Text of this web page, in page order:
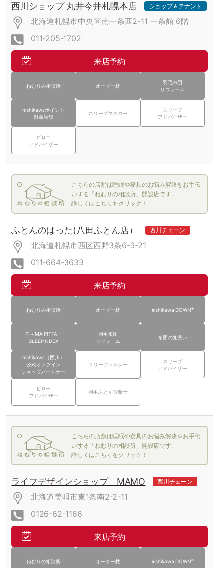
西川ショップ 丸井今井札幌本店 ショップ＆テナント
北海道札幌市中央区南一条西2-11 一条館 6階
011-205-1702
来店予約
ねむりの相談所 オーダー枕
羽毛布団
リフォーム
nishikawaポイント
対象店舗
スリープマスター
スリープ
アドバイザー
ピロー
アドバイザー
こちらの店舗は睡眠や寝具のお悩み解決をお手伝
いする「ねむりの相談所」開設店です。
詳しくはこちらをクリック！
ふとんのはった(八田ふとん店） 西川チェーン
北海道札幌市西区西野3条6-6-21
011-664-3633
来店予約
ねむりの相談所 オーダー枕 nishikawa DOWN®
PI＋MA PITTA・
SLEEPINDEX
羽毛布団
リフォーム
布団の丸洗い
nishikawa（西川）
公式オンライン
ショップパートナー
スリープマスター
スリープ
アドバイザー
ピロー
アドバイザー
羽毛ふとん診断士
こちらの店舗は睡眠や寝具のお悩み解決をお手伝
いする「ねむりの相談所」開設店です。
詳しくはこちらをクリック！
ライフデザインショップ MAMO 西川チェーン
北海道美唄市東1条南2-2-11
0126-62-1166
来店予約
ねむりの相談所 オーダー枕 nishikawa DOWN®